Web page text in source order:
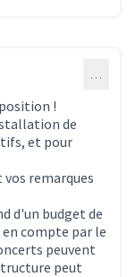
…
!
de
et pour
remarques
d'un budget de
compte par le
peuvent
peut